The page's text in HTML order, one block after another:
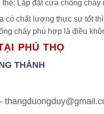
Lắp đặt cửa chống
có chất lượng thực sự tốt
cháy phù hợp là điều
PHÚ THỌ
THÀNH